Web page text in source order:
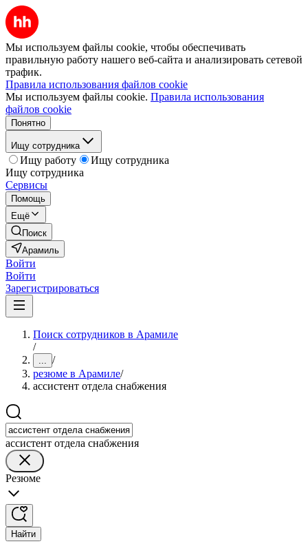
Мы используем файлы cookie, чтобы обеспечивать
правильную работу нашего веб-сайта и анализировать сетевой
трафик.
Правила использования файлов cookie
Мы используем файлы cookie. Правила использования
файлов cookie
Понятно
Ищу сотрудника
Ищу работу
Ищу сотрудника
Ищу сотрудника
Сервисы
Помощь
Ещё
Поиск
Арамиль
Войти
Войти
Зарегистрироваться
Поиск сотрудников в Арамиле
/
... /
резюме в Арамиле/
ассистент отдела снабжения
ассистент отдела снабжения
Резюме
Найти